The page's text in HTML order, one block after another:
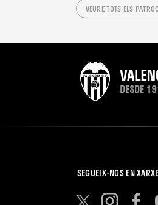
VEURE TOTS ELS
SEGUEIX-NOS EN